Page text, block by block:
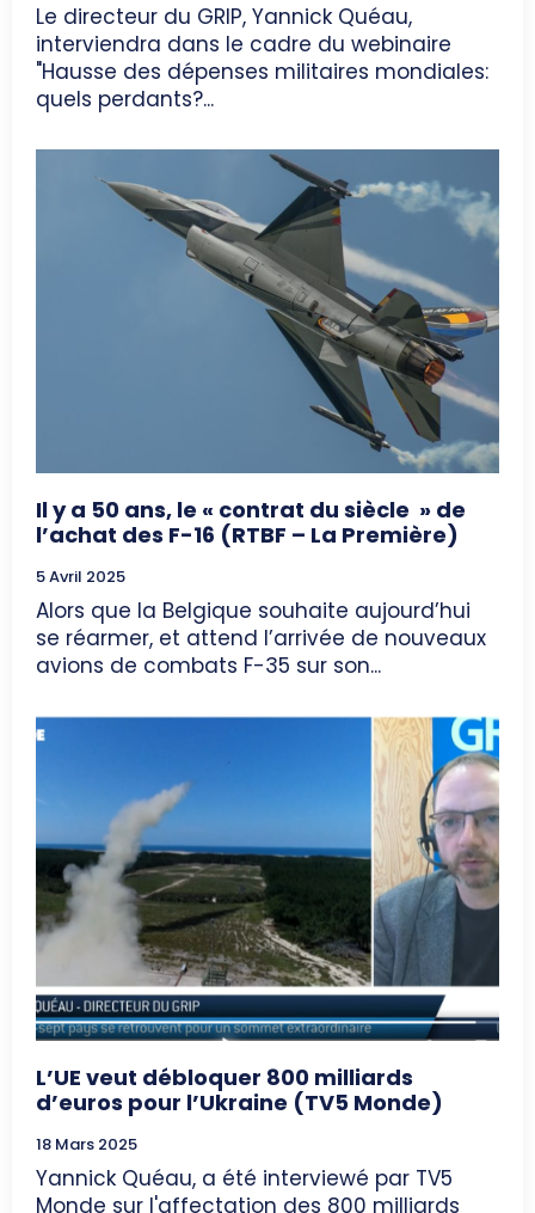
Le directeur du GRIP, Yannick Quéau,
interviendra dans le cadre du webinaire
"Hausse des dépenses militaires mondiales:
quels perdants?...
Il y a 50 ans, le « contrat du siècle » de
l’achat des F-16 (RTBF – La Première)
5 Avril 2025
Alors que la Belgique souhaite aujourd’hui
se réarmer, et attend l’arrivée de nouveaux
avions de combats F-35 sur son...
L’UE veut débloquer 800 milliards
d’euros pour l’Ukraine (TV5 Monde)
18 Mars 2025
Yannick Quéau, a été interviewé par TV5
Monde sur l'affectation des 800 milliards